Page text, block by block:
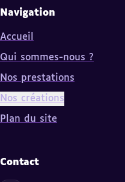
Navigation
Accueil
Qui sommes-nous ?
Nos prestations
Nos créations
Plan du site
Contact